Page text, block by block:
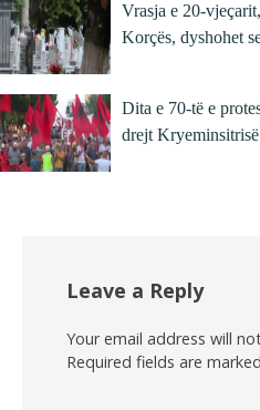
Vrasja e 20-
Korçës, dyshohet
Dita e 70-të e
drejt Kryeminsitrisë
Leave a Reply
Your email address will
Required fields are marked